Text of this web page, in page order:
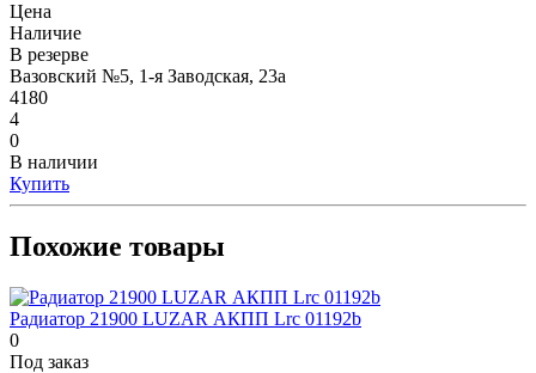
Цена
Наличие
В резерве
Вазовский №5, 1-я Заводская, 23а
4180
4
0
В наличии
Купить
Похожие товары
Радиатор 21900 LUZAR АКПП Lrc 01192b
0
Под заказ